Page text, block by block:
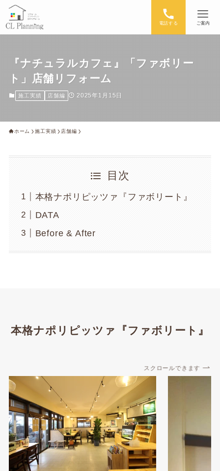
電話する ご案内
『ナチュラルカフェ』「ファボリー
ト」店舗リフォーム
施工実績 店舗編 2025年1月15日
ホーム 施工実績 店舗編
目次
本格ナポリピッツァ『ファボリート』
DATA
Before & After
本格ナポリピッツァ『ファボリート』
スクロールできます